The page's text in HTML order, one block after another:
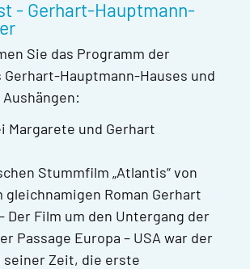
- Gerhart-Hauptmann-
Sie das Programm der
Hauptmann-Hauses und
Margarete und Gerhart
Stummfilm „Atlantis“ von
gleichnamigen Roman Gerhart
Der Film um den Untergang der
Passage Europa – USA war der
Zeit, die erste